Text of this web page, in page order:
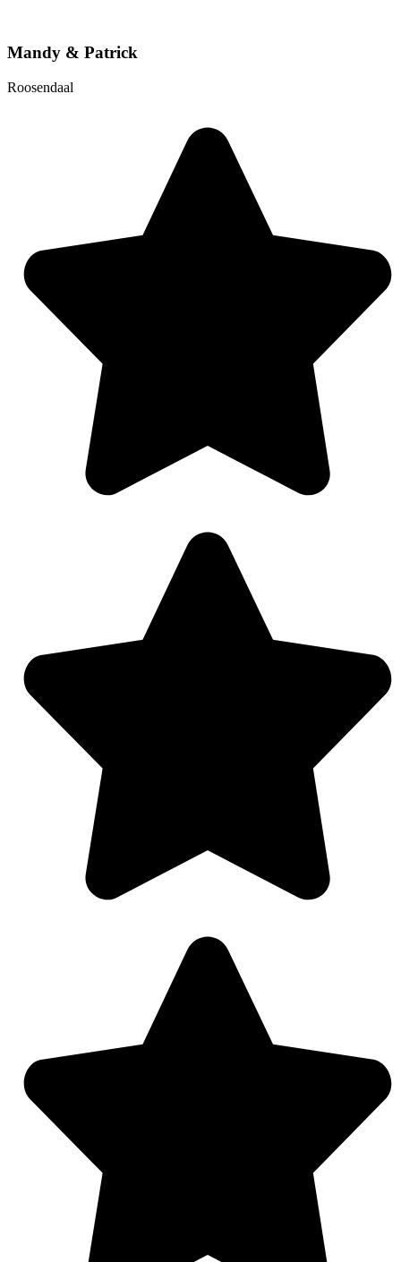
Mandy & Patrick
Roosendaal